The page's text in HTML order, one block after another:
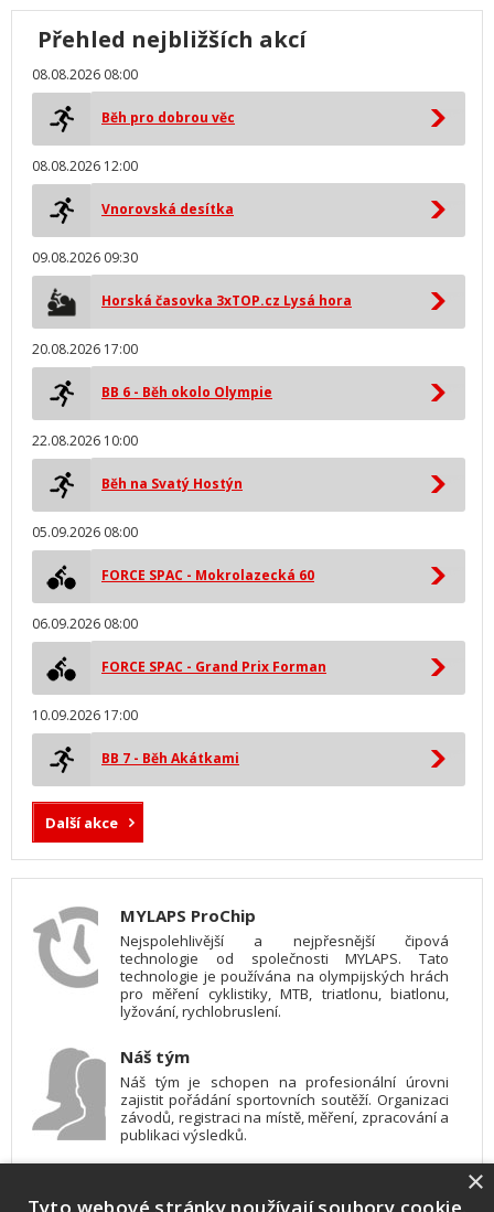
Přehled nejbližších akcí
08.08.2026 08:00
Běh pro dobrou věc
08.08.2026 12:00
Vnorovská desítka
09.08.2026 09:30
Horská časovka 3xTOP.cz Lysá hora
20.08.2026 17:00
BB 6 - Běh okolo Olympie
22.08.2026 10:00
Běh na Svatý Hostýn
05.09.2026 08:00
FORCE SPAC - Mokrolazecká 60
06.09.2026 08:00
FORCE SPAC - Grand Prix Forman
10.09.2026 17:00
BB 7 - Běh Akátkami
Další akce
MYLAPS ProChip
Nejspolehlivější a nejpřesnější čipová
technologie od společnosti MYLAPS. Tato
technologie je používána na olympijských hrách
pro měření cyklistiky, MTB, triatlonu, biatlonu,
lyžování, rychlobruslení.
Náš tým
Náš tým je schopen na profesionální úrovni
zajistit pořádání sportovních soutěží. Organizaci
závodů, registraci na místě, měření, zpracování a
publikaci výsledků.
Pro měření, zpracování a publikaci výsledků
×